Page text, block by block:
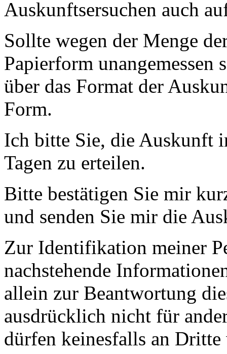
Auskunftsersuchen auch
Sollte wegen der Menge
Papierform unangemessen
über das Format der
Form.
Ich bitte Sie, die Auskunft
Tagen zu erteilen.
Bitte bestätigen Sie mir
und senden Sie mir die
Zur Identifikation meiner
nachstehende
allein zur Beantwortung
ausdrücklich nicht für
dürfen keinesfalls an